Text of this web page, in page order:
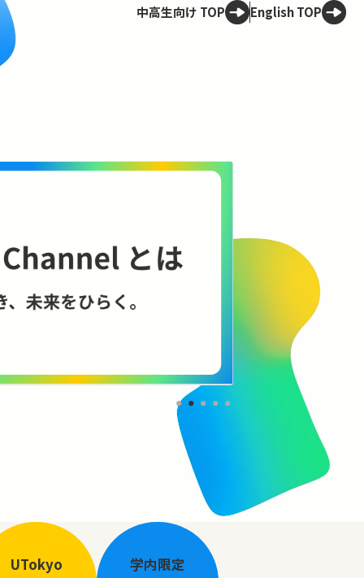
中高生向け TOP English TOP
AIやロボット
に何をもたら
に、技術と社会
コンテンツを見
UTokyo
学内限定